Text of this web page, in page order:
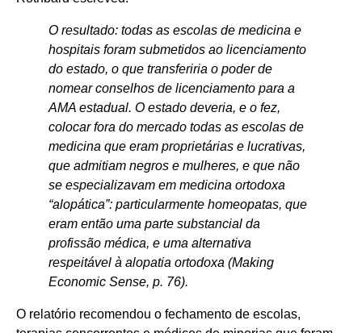
O resultado: todas as escolas de medicina e
hospitais foram submetidos ao licenciamento
do estado, o que transferiria o poder de
nomear conselhos de licenciamento para a
AMA estadual. O estado deveria, e o fez,
colocar fora do mercado todas as escolas de
medicina que eram proprietárias e lucrativas,
que admitiam negros e mulheres, e que não
se especializavam em medicina ortodoxa
“alopática”: particularmente homeopatas, que
eram então uma parte substancial da
profissão médica, e uma alternativa
respeitável à alopatia ortodoxa (Making
Economic Sense, p. 76).
O relatório recomendou o fechamento de escolas,